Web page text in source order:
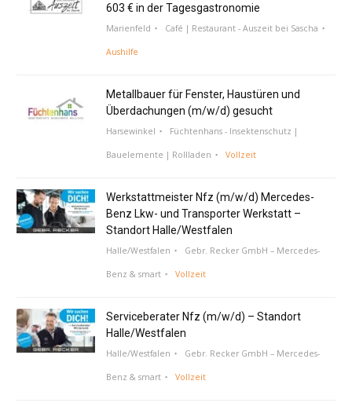
603 € in der Tagesgastronomie
Marienfeld Café | Restaurant - Auszeit bei Sascha
Aushilfe
Metallbauer für Fenster, Haustüren und
Überdachungen (m/w/d) gesucht
Harsewinkel Füchtenhans - Insektenschutz |
Bauelemente | Rollladen Vollzeit
Werkstattmeister Nfz (m/w/d) Mercedes-
Benz Lkw- und Transporter Werkstatt –
Standort Halle/Westfalen
Halle/Westfalen Gebr. Recker GmbH – Mercedes-
Benz & smart Vollzeit
Serviceberater Nfz (m/w/d) – Standort
Halle/Westfalen
Halle/Westfalen Gebr. Recker GmbH – Mercedes-
Benz & smart Vollzeit